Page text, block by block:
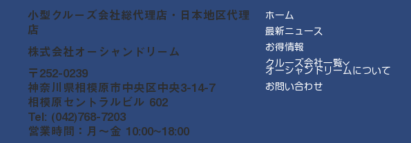
小型クルーズ会社総代理店・日本地区代理
店
株式会社オーシャンドリーム
〒252-0239
神奈川県相模原市中央区中央3-14-7
相模原セントラルビル 602
Tel: (042)768-7203
営業時間：月～金 10:00~18:00
ホーム
最新ニュース
お得情報
クルーズ会社一覧
オーシャンドリームについて
お問い合わせ